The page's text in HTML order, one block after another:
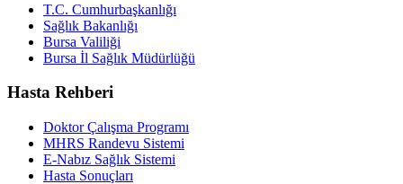
T.C. Cumhurbaşkanlığı
Sağlık Bakanlığı
Bursa Valiliği
Bursa İl Sağlık Müdürlüğü
Hasta Rehberi
Doktor Çalışma Programı
MHRS Randevu Sistemi
E-Nabız Sağlık Sistemi
Hasta Sonuçları